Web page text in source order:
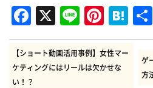
Facebook
X Line
【ショート動画活用事例】女性マー
ケティングにはリールは欠かせな
い！？
ゲ
方